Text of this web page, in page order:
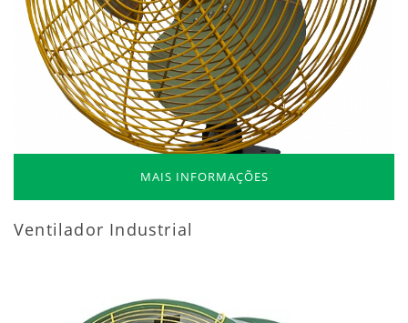
MAIS INFORMAÇÕES
Ventilador Industrial